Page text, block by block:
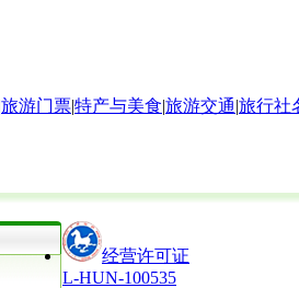
旅游门票|特产与美食|旅游交通|旅行社
经营许可证
L-HUN-100535